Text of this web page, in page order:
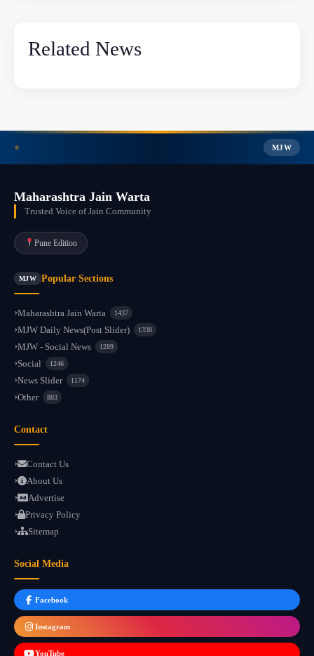
Related News
MJW
Maharashtra Jain Warta
Trusted Voice of Jain Community
Pune Edition
MJW Popular Sections
Maharashtra Jain Warta 1437
MJW Daily News(Post Slider) 1338
MJW - Social News 1289
Social 1246
News Slider 1174
Other 883
Contact
Contact Us
About Us
Advertise
Privacy Policy
Sitemap
Social Media
Facebook
Instagram
YouTube